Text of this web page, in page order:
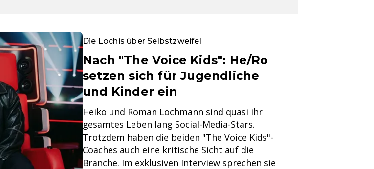
Die Lochis über Selbstzweifel
Nach "The Voice Kids": He/Ro
setzen sich für Jugendliche
und Kinder ein
Heiko und Roman Lochmann sind quasi ihr
gesamtes Leben lang Social-Media-Stars.
Trotzdem haben die beiden "The Voice Kids"-
Coaches auch eine kritische Sicht auf die
Branche. Im exklusiven Interview sprechen sie